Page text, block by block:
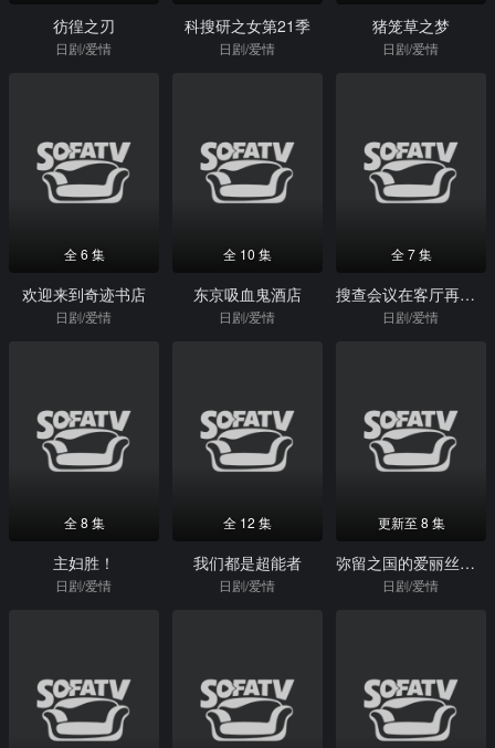
彷徨之刃
日剧/爱情
科搜研之女第21季
日剧/爱情
猪笼草之梦
日剧/爱情
全 6 集
欢迎来到奇迹书店
日剧/爱情
全 10 集
东京吸血鬼酒店
日剧/爱情
全 7 集
搜查会议在客厅再来一碗
日剧/爱情
全 8 集
主妇胜！
日剧/爱情
全 12 集
我们都是超能者
日剧/爱情
更新至 8 集
弥留之国的爱丽丝第二季
日剧/爱情